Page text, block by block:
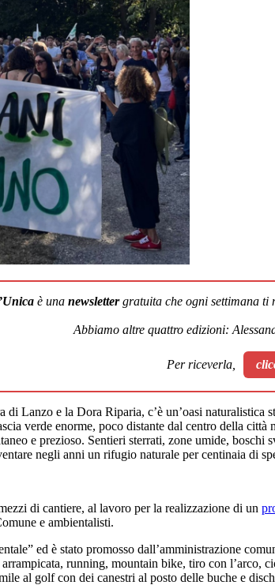
è una newslettergratuita che ogni settimana ti
Abbiamo altre quattro edizioni:
Per riceverla,
Lanzo e la Dora Riparia, c’è un’oasi
verde enorme, poco distante dal centro della città
e prezioso. Sentieri sterrati, zone umide,
negli anni un rifugio naturale per centinaia di
di cantiere, al lavoro per la realizzazione di un
e ambientalisti.
ed è stato promosso dall’amministrazione
running, mountain bike, tiro con
al golf con dei canestri al posto delle buche e